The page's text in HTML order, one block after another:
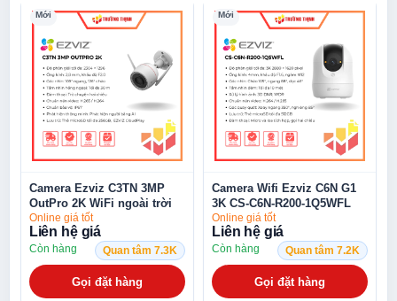
Mới
Camera Ezviz C3TN 3MP
OutPro 2K WiFi ngoài trời
IP67
Online giá tốt
Liên hệ giá
Còn hàng Quan tâm 7.3K
Gọi đặt hàng
Mới
Camera Wifi Ezviz C6N G1
3K CS-C6N-R200-1Q5WFL
5MP 4mm
Online giá tốt
Liên hệ giá
Còn hàng Quan tâm 7.2K
Gọi đặt hàng